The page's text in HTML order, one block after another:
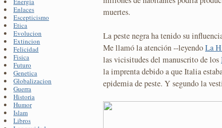
Enlaces
Escepticismo
Etica
Evolucion
Extincion
Felicidad
Fisica
Futuro
Genetica
Globalizacion
Guerra
Historia
Humor
Islam
Libros
muertes.
La peste negra ha tenido su
Me llamó la atención --leyendoLa
las vicisitudes del manuscrito de los
la imprenta debido a que Italia
epidemia de peste. Y segundo la